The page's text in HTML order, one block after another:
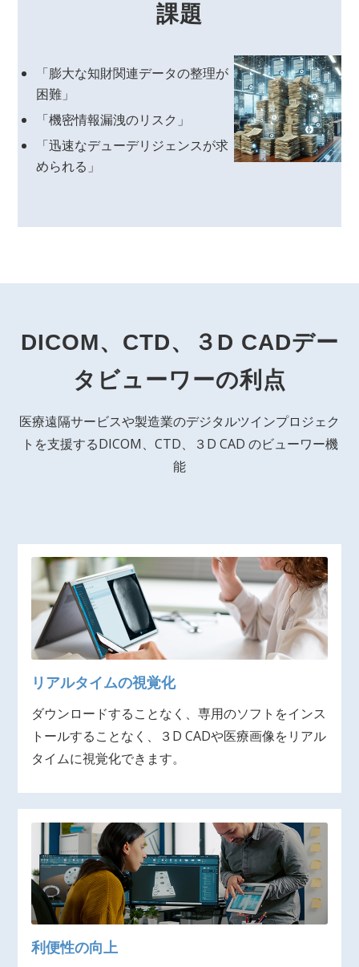
課題
「膨大な知財関連データの整理が
困難」
「機密情報漏洩のリスク」
「迅速なデューデリジェンスが求
められる」
DICOM、CTD、３D CADデー
タビューワーの利点
医療遠隔サービスや製造業のデジタルツインプロジェク
トを支援するDICOM、CTD、３D CAD のビューワー機
能
リアルタイムの視覚化
ダウンロードすることなく、専用のソフトをインス
トールすることなく、３D CADや医療画像をリアル
タイムに視覚化できます。
利便性の向上